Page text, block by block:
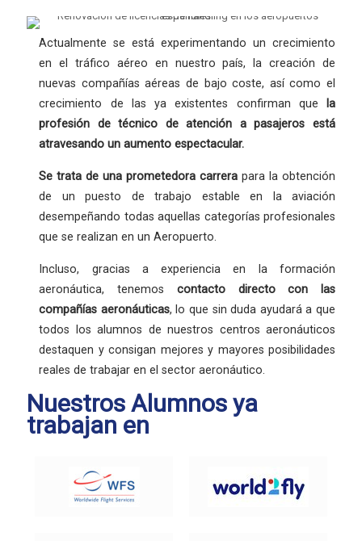
Actualmente se está experimentando un crecimiento
en el tráfico aéreo en nuestro país, la creación de
nuevas compañías aéreas de bajo coste, así como el
crecimiento de las ya existentes confirman que
la
profesión
de técnico de atención a pasajeros está
atravesando un aumento espectacular.
Se trata de unaprometedora carrera para la obtención
de un puesto de trabajo estable en la aviación
desempeñando todas aquellas categorías profesionales
que se realizan en un Aeropuerto.
Incluso, gracias a experiencia en la formación
aeronáutica, tenemos contacto directo con las
compañías aeronáuticas, lo que sin duda ayudará a que
todos los alumnos de nuestros centros aeronáuticos
destaquen y consigan mejores y mayores posibilidades
reales de trabajar en el sector aeronáutico.
Nuestros Alumnos ya
trabajan en